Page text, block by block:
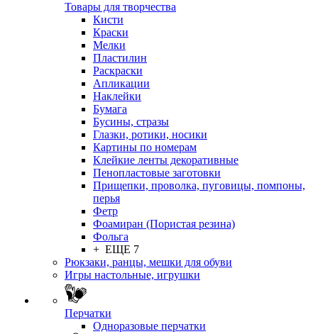
Товары для творчества
Кисти
Краски
Мелки
Пластилин
Раскраски
Апликации
Наклейки
Бумага
Бусины, стразы
Глазки, ротики, носики
Картины по номерам
Клейкие ленты декоративные
Пенопластовые заготовки
Прищепки, проволка, пуговицы, помпоны,
перья
Фетр
Фоамиран (Пористая резина)
Фольга
+ ЕЩЕ 7
Рюкзаки, ранцы, мешки для обуви
Игры настольные, игрушки
Перчатки
Одноразовые перчатки